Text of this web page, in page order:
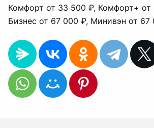
Комфорт от 33 500 ₽, Комфорт+ от
Бизнес от 67 000 ₽, Минивэн от 67